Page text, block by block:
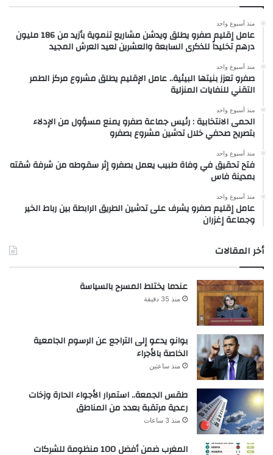
منذ أسبوع واحد
عامل إقليم صفرو يطلق ويدشن مشاريع تنموية بأزيد من 186 مليون
درهم تخليداً للذكرى السابعة والعشرين لعيد العرش المجيد
منذ أسبوع واحد
صفرو تعزز بنيتها البيئية.. عامل الإقليم يطلق مشروع مركز الطمر
التقني للنفايات المنزلية
منذ أسبوع واحد
الحمى الانتخابية : رئيس جماعة صفرو يمنع مسؤول من الإدلاء
بتصريح صحفي خلال تدشين مشروع بصفرو
منذ أسبوع واحد
فتح تحقيق في وفاة طبيب يعمل بصفرو إثر سقوطه من شرفة شقته
بمدينة فاس
منذ أسبوع واحد
عامل إقليم صفرو يشرف على تدشين الطريق الرابطة بين رباط الخير
وجماعة إغزران
أخر المقالات
عندما يختلط المسرح بالسياسة
منذ 35 دقيقة
بوانو يدعو إلى التراجع عن الرسوم الجامعية
الخاصة بالأجراء
منذ ساعتين
طقس الجمعة.. استمرار الأجواء الحارة وزخات
رعدية مرتقبة بعدد من المناطق
منذ 3 ساعات
المغرب ضمن أفضل 100 منظومة للشركات